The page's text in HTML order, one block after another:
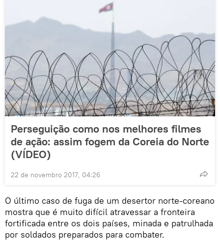
Perseguição como nos melhores filmes
de ação: assim fogem da Coreia do Norte
(VÍDEO)
22 de novembro 2017, 04:26
O último caso de fuga de um desertor norte-coreano
mostra que é muito difícil atravessar a fronteira
fortificada entre os dois países, minada e patrulhada
por soldados preparados para combater.